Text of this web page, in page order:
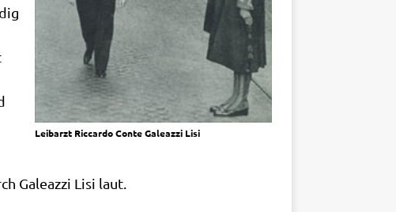
Leib­arzt Ric­car­do Con­te Gale­az­zi Lisi
Gale­az­zi Lisi laut.